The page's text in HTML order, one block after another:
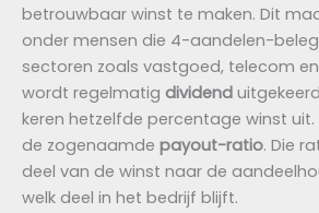
betrouwbaar winst te maken. Dit
onder mensen die 4-aandelen-
sectoren zoals vastgoed, telecom
wordt regelmatig dividend
keren hetzelfde percentage winst
de zogenaamde payout-ratio. Die
deel van de winst naar de
welk deel in het bedrijf blijft.